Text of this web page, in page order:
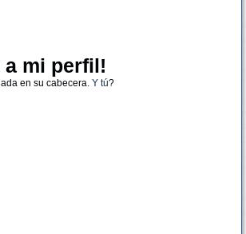
mi perfil!
en su cabecera. Y tú?